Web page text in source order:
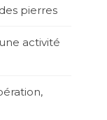
pierres
activité